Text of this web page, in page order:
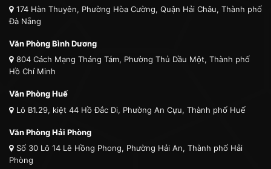
174 Hàn Thuyên, Phường Hòa Cường, Quận Hải Châu, Thành phố
Đà Nẵng
Văn Phòng Bình Dương
804 Cách Mạng Tháng Tám, Phường Thủ Dầu Một, Thành phố
Hồ Chí Minh
Văn Phòng Huế
Lô B1.29, kiệt 44 Hồ Đắc Di, Phường An Cựu, Thành phố Huế
Văn Phòng Hải Phòng
Số 30 Lô 14 Lê Hồng Phong, Phường Hải An, Thành phố Hải
Phòng